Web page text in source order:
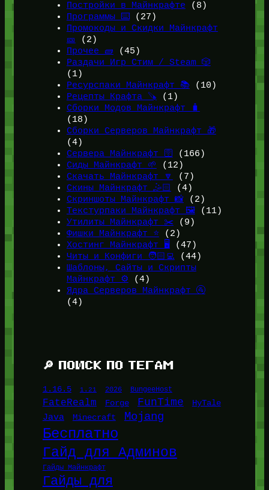
Постройки в Майнкрафте (8)
Программы ⌨️(27)
Промокоды и Скидки Майнкрафт
🎫
(2)
Прочее 🧱 (45)
Раздачи Игр Стим / Steam 🎲
(1)
Ресурспаки Майнкрафт 📚(10)
Рецепты Крафта 🪚 (1)
Сборки Модов Майнкрафт 🧳
(18)
Сборки Серверов Майнкрафт 🎁
(4)
Сервера Майнкрафт 🛜 (166)
Сиды Майнкрафт 🌱
(12)
Скачать Майнкрафт 🔽
(7)
Скины Майнкрафт 🤹🏻
(4)
Скриншоты Майнкрафт 📸(2)
Текстурпаки Майнкрафт 🖼️(11)
Утилиты Майнкрафт ✂️ (9)
Фишки Майнкрафт ⭐(2)
Хостинг Майнкрафт 🖥️ (47)
Читы и Конфиги 🧑🏻‍💻 (44)
Шаблоны, Сайты и Скрипты
Майнкрафт ⚙️ (4)
Ядра Серверов Майнкрафт 🚰
(4)
🔎 ПОИСК ПО ТЕГАМ
1.16.5 1.21 2026 BungeeHost
FateRealm Forge FunTime HyTale
Java Minecraft Mojang
Бесплатно
Гайд для Админов
Гайды Майнкрафт
Гайды для